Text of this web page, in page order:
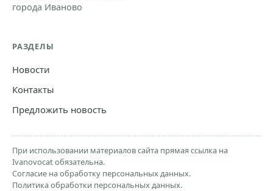
города Иваново
РАЗДЕЛЫ
Новости
Контакты
Предложить новость
При использовании материалов сайта прямая ссылка на
Ivanovocat обязательна.
Согласие на обработку персональных данных.
Политика обработки персональных данных.